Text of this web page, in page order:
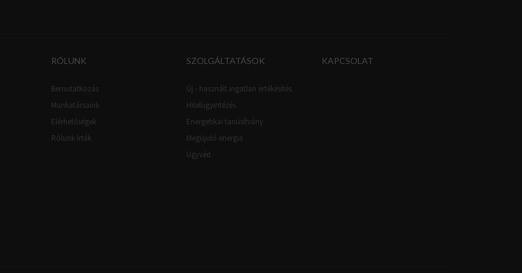
RÓLUNK
Bemutatkozás
Munkatársaink
Elérhetőségek
Rólunk írták
SZOLGÁLTATÁSOK
Új - használt ingatlan értékésítés
Hitelügyintézés
Energetikai tanúsítvány
Megújuló energia
Ügyvéd
KAPCSOLAT